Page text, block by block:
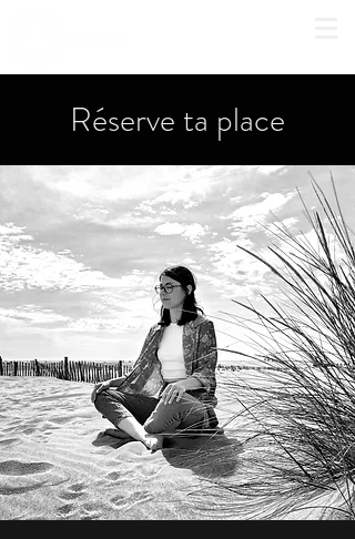
Réserve ta place